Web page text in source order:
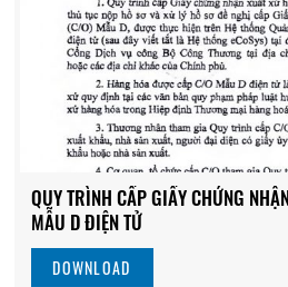
QUY TRÌNH CẤP GIẤY CHỨNG
MẪU D ĐIỆN TỬ
DOWNLOAD